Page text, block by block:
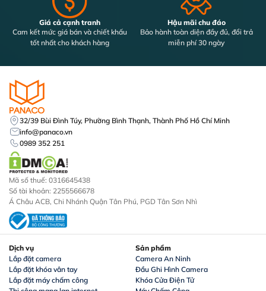
Giá cả cạnh tranh
Cam kết mức giá bán và chiết khấu
tốt nhất cho khách hàng
Hậu mãi chu đáo
Bảo hành toàn diện đầy đủ, đổi trả
miễn phí 30 ngày
Dịch vụ
Lắp đặt camera
Lắp đặt khóa vân tay
Lắp đặt máy chấm công
Sản phẩm
Camera An Ninh
Đầu Ghi Hình Camera
Khóa Cửa Điện Tử
32/39 Bùi Đình Túy, Phường Bình Thạnh, Thành Phố Hồ Chí Minh
info@panaco.vn
0989 352 251
Mã số thuế: 0316645438
Số tài khoản: 2255566678
Á Châu ACB, Chi Nhánh Quận Tân Phú, PGD Tân Sơn Nhì